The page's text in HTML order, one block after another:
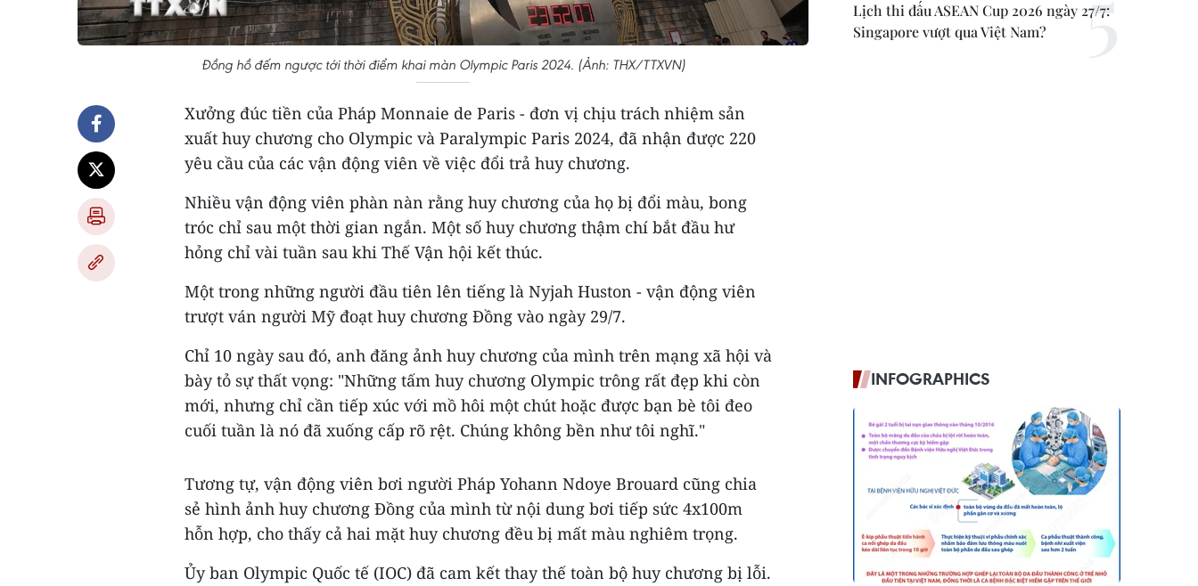
Đồng hồ đếm ngược tới thời điểm khai màn Olympic Paris 2024. (Ảnh: THX/TTXVN)
Xưởng đúc tiền của Pháp Monnaie de Paris - đơn vị chịu trách nhiệm sản
xuất huy chương cho Olympic và Paralympic Paris 2024, đã nhận được 220
yêu cầu của các vận động viên về việc đổi trả huy chương.
Nhiều vận động viên phàn nàn rằng huy chương của họ bị đổi màu, bong
tróc chỉ sau một thời gian ngắn. Một số huy chương thậm chí bắt đầu hư
hỏng chỉ vài tuần sau khi Thế Vận hội kết thúc.
Một trong những người đầu tiên lên tiếng là Nyjah Huston - vận động viên
trượt ván người Mỹ đoạt huy chương Đồng vào ngày 29/7.
Chỉ 10 ngày sau đó, anh đăng ảnh huy chương của mình trên mạng xã hội và
bày tỏ sự thất vọng: "Những tấm huy chương Olympic trông rất đẹp khi còn
mới, nhưng chỉ cần tiếp xúc với mồ hôi một chút hoặc được bạn bè tôi đeo
cuối tuần là nó đã xuống cấp rõ rệt. Chúng không bền như tôi nghĩ."
Tương tự, vận động viên bơi người Pháp Yohann Ndoye Brouard cũng chia
sẻ hình ảnh huy chương Đồng của mình từ nội dung bơi tiếp sức 4x100m
hỗn hợp, cho thấy cả hai mặt huy chương đều bị mất màu nghiêm trọng.
Ủy ban Olympic Quốc tế (IOC) đã cam kết thay thế toàn bộ huy chương bị lỗi.
Lịch thi đấu ASEAN Cup 2026 ngày 27/7:
Singapore vượt qua Việt Nam?
INFOGRAPHICS